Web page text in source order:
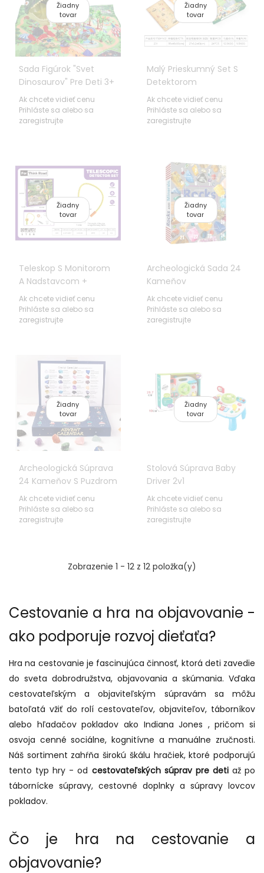
Žiadny
tovar
Sada Figúrok "Svet
Dinosaurov" Pre Deti 3+
Hlava Dinosaura +
Krajinná Podložka
Ak chcete vidieť cenu
Prihláste sa alebo sa
zaregistrujte
Žiadny
tovar
Malý Prieskumný Set S
Detektorom
Ak chcete vidieť cenu
Prihláste sa alebo sa
zaregistrujte
Žiadny
tovar
Teleskop S Monitorom
A Nadstavcom +
Príslušenstvo
Ak chcete vidieť cenu
Prihláste sa alebo sa
zaregistrujte
Žiadny
tovar
Archeologická Sada 24
Kameňov
Ak chcete vidieť cenu
Prihláste sa alebo sa
zaregistrujte
Žiadny
tovar
Archeologická Súprava
24 Kameňov S Puzdrom
Ak chcete vidieť cenu
Prihláste sa alebo sa
zaregistrujte
Žiadny
tovar
Stolová Súprava Baby
Driver 2v1
Ak chcete vidieť cenu
Prihláste sa alebo sa
zaregistrujte
Zobrazenie 1 - 12 z 12 položka(y)
Cestovanie a hra na objavovanie -
ako podporuje rozvoj dieťaťa?
Hra na cestovanie je fascinujúca činnosť, ktorá deti zavedie
do sveta dobrodružstva, objavovania a skúmania. Vďaka
cestovateľským a objaviteľským súpravám sa môžu
batoľatá vžiť do rolí cestovateľov, objaviteľov, táborníkov
alebo hľadačov pokladov ako Indiana Jones , pričom si
osvoja cenné sociálne, kognitívne a manuálne zručnosti.
Náš sortiment zahŕňa širokú škálu hračiek, ktoré podporujú
tento typ hry - od cestovateľských súprav pre detiaž po
tábornícke súpravy, cestovné doplnky a súpravy lovcov
pokladov.
Čo je hra na cestovanie a
objavovanie?